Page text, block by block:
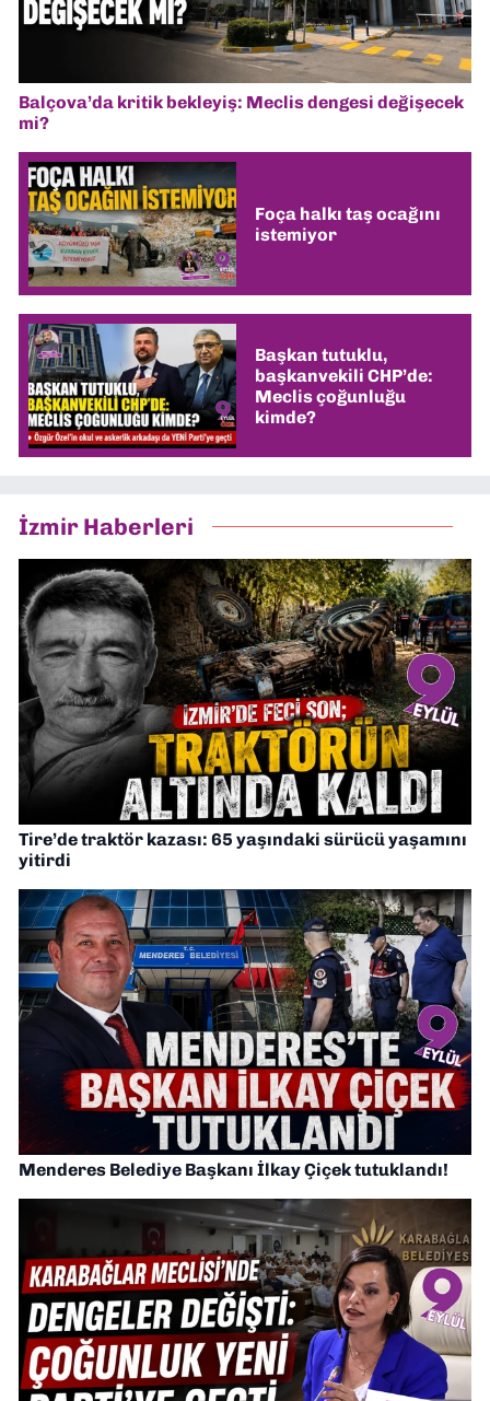
Balçova’da kritik bekleyiş: Meclis dengesi değişecek
mi?
Foça halkı taş ocağını
istemiyor
Başkan tutuklu,
başkanvekili CHP’de:
Meclis çoğunluğu
kimde?
İzmir Haberleri
Tire’de traktör kazası: 65 yaşındaki sürücü yaşamını
yitirdi
Menderes Belediye Başkanı İlkay Çiçek tutuklandı!